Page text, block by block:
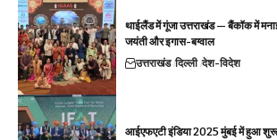
थाईलैंड में गूंजा उत्तराखंड — बैंकॉक में
जयंती और इगास-बग्वाल
उत्तराखंड दिल्ली देश-विदेश
आईएफएटी इंडिया 2025 मुंबई में हुआ